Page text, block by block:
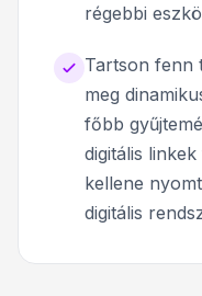
régebbi
Tartson fenn
meg
főbb
digitális
kellene
digitális